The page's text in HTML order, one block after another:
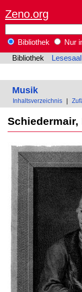
Zeno.org
Bibliothek
Nur
Bibliothek
Lesesaal
Musik
Inhaltsverzeichnis